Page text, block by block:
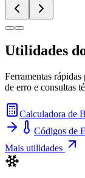
Utilidades
Ferramentas
de erro e consultas
Calculadora de
Códigos de
Mais utilidades